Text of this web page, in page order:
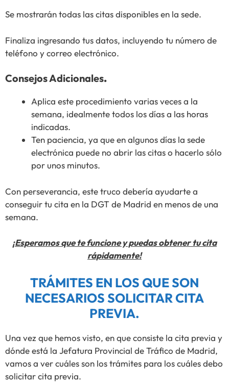
Se mostrarán todas las citas disponibles en la sede.
Finaliza ingresando tus datos, incluyendo tu número de
teléfono y correo electrónico.
Consejos Adicionales.
Aplica este procedimiento varias veces a la
semana, idealmente todos los días a las horas
indicadas.
Ten paciencia, ya que en algunos días la sede
electrónica puede no abrir las citas o hacerlo sólo
por unos minutos.
Con perseverancia, este truco debería ayudarte a
conseguir tu cita en la DGT de Madrid en menos de una
semana.
¡Esperamos que te funcione y puedas obtener tu cita
rápidamente!
TRÁMITES EN LOS QUE SON
NECESARIOS SOLICITAR CITA
PREVIA.
Una vez que hemos visto, en que consiste la cita previa y
dónde está la Jefatura Provincial de Tráfico de Madrid,
vamos a ver cuáles son los trámites para los cuáles debo
solicitar cita previa.